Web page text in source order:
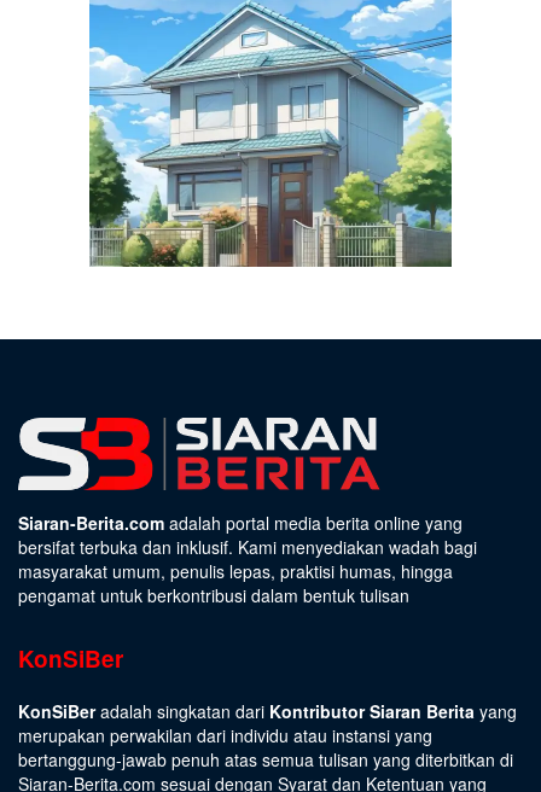
Siaran-Berita.com adalah portal media berita online yang
bersifat terbuka dan inklusif. Kami menyediakan wadah bagi
masyarakat umum, penulis lepas, praktisi humas, hingga
pengamat untuk berkontribusi dalam bentuk tulisan
KonSiBer
KonSiBeradalah singkatan dari Kontributor Siaran Berita yang
merupakan perwakilan dari individu atau instansi yang
bertanggung-jawab penuh atas semua tulisan yang diterbitkan di
Siaran-Berita.com sesuai dengan Syarat dan Ketentuan yang